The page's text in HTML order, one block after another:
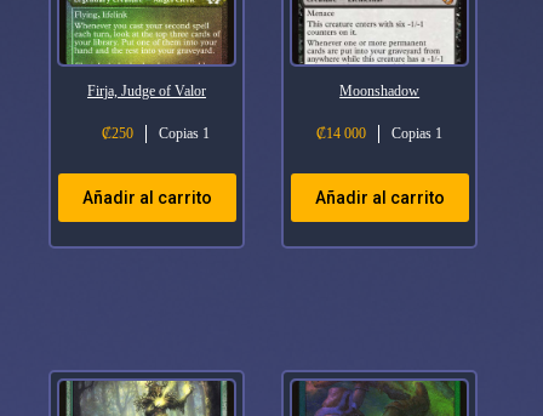
Firja, Judge of Valor
₡250 Copias 1
Añadir al carrito
Moonshadow
₡14 000 Copias 1
Añadir al carrito